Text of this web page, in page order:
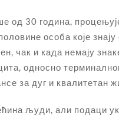
од 30 година,
особа које знају
чак и када немају
односно
за дуг и квалитетан
људи, али подаци